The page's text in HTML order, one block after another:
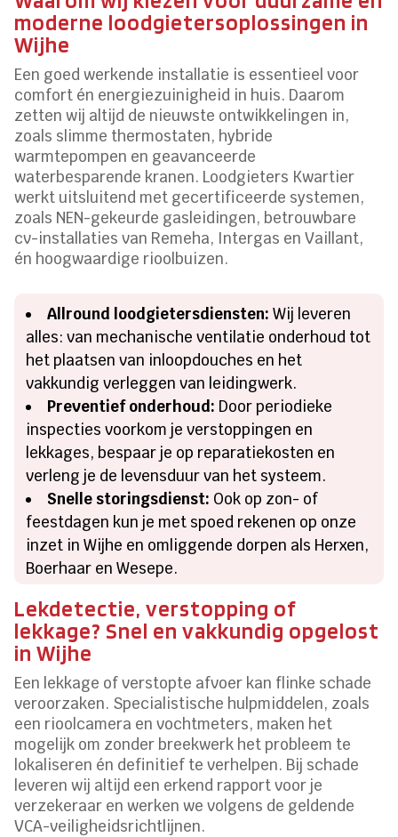
moderne loodgietersoplossingen in
Wijhe
Een goed werkende installatie is essentieel voor
comfort én energiezuinigheid in huis. Daarom
zetten wij altijd de nieuwste ontwikkelingen in,
zoals slimme thermostaten, hybride
warmtepompen en geavanceerde
waterbesparende kranen. Loodgieters Kwartier
werkt uitsluitend met gecertificeerde systemen,
zoals NEN-gekeurde gasleidingen, betrouwbare
cv-installaties van Remeha, Intergas en Vaillant,
én hoogwaardige rioolbuizen.
Allround loodgietersdiensten: Wij leveren
alles: van mechanische ventilatie onderhoud tot
het plaatsen van inloopdouches en het
vakkundig verleggen van leidingwerk.
Preventief onderhoud: Door periodieke
inspecties voorkom je verstoppingen en
lekkages, bespaar je op reparatiekosten en
verleng je de levensduur van het systeem.
Snelle storingsdienst: Ook op zon- of
feestdagen kun je met spoed rekenen op onze
inzet in Wijhe en omliggende dorpen als Herxen,
Boerhaar en Wesepe.
Lekdetectie, verstopping of
lekkage? Snel en vakkundig opgelost
in Wijhe
Een lekkage of verstopte afvoer kan flinke schade
veroorzaken. Specialistische hulpmiddelen, zoals
een rioolcamera en vochtmeters, maken het
mogelijk om zonder breekwerk het probleem te
lokaliseren én definitief te verhelpen. Bij schade
leveren wij altijd een erkend rapport voor je
verzekeraar en werken we volgens de geldende
VCA-veiligheidsrichtlijnen.